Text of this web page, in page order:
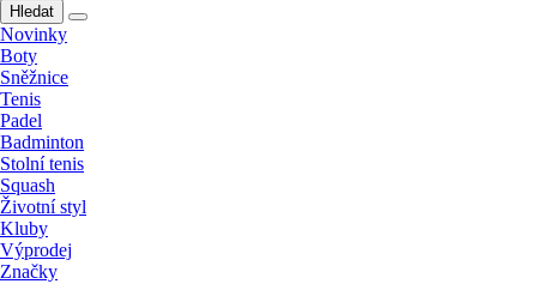
Hledat
Novinky
Boty
Sněžnice
Tenis
Padel
Badminton
Stolní tenis
Squash
Životní styl
Kluby
Výprodej
Značky